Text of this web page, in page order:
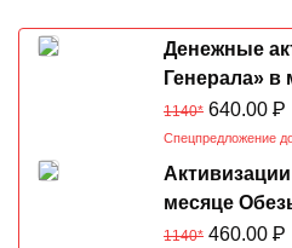
Денежные
Генерала»
07.08-
1140* 640.00 Р
Спецпредложение
месяце
1140* 460.00 Р